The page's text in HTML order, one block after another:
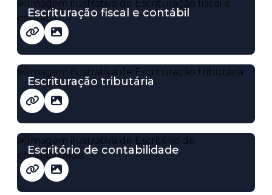
Escrituração fiscal e contábil
Escrituração tributária
Escritório de contabilidade